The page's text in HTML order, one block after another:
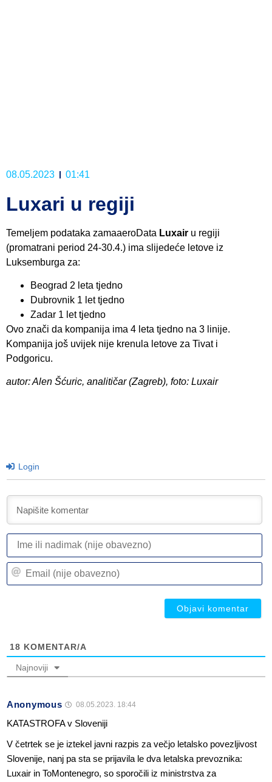
08.05.2023 01:41
Luxari u regiji
Temeljem podataka zamaaeroData Luxair u regiji
(promatrani period 24-30.4.) ima slijedeće letove iz
Luksemburga za:
Beograd 2 leta tjedno
Dubrovnik 1 let tjedno
Zadar 1 let tjedno
Ovo znači da kompanija ima 4 leta tjedno na 3 linije.
Kompanija još uvijek nije krenula letove za Tivat i
Podgoricu.
autor: Alen Šćuric, analitičar (Zagreb), foto: Luxair
Login
18 KOMENTAR/A
Najnoviji
Anonymous 08.05.2023. 18:44
KATASTROFA v Sloveniji
V četrtek se je iztekel javni razpis za večjo letalsko povezljivost
Slovenije, nanj pa sta se prijavila le dva letalska prevoznika:
Luxair in ToMontenegro, so sporočili iz ministrstva za